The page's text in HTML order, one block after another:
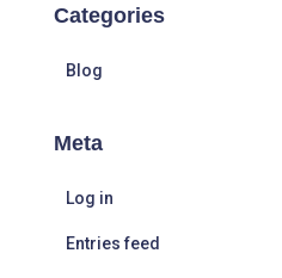
Categories
Blog
Meta
Log in
Entries feed